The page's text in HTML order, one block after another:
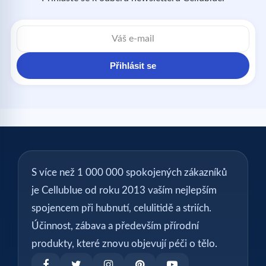
Přihlásit se
S více než 1 000 000 spokojených zákazníků
je Cellublue od roku 2013 vaším nejlepším
spojencem při hubnutí, celulitidě a striích.
Účinnost, zábava a především přírodní
produkty, které znovu objevují péči o tělo.